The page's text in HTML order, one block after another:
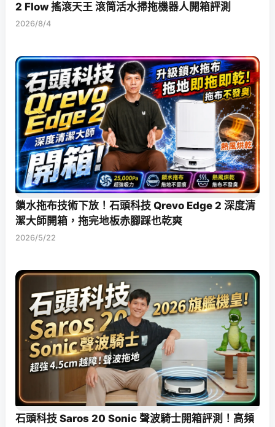
2 Flow 搖滾天王 滾筒活水掃拖機器人開箱評測
2026/8/4
鎖水拖布技術下放！石頭科技 Qrevo Edge 2 深度清
潔大師開箱，拖完地板赤腳踩也乾爽
2026/5/22
石頭科技 Saros 20 Sonic 聲波騎士開箱評測！高頻